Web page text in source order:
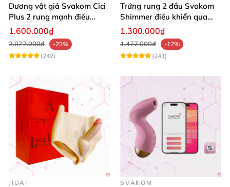
Dương vật giả Svakom Cici
Plus 2 rung mạnh điều
khiển App an toàn
1.600.000₫
2.077.000₫
-23%
(242)
Trứng rung 2 đầu Svakom
Shimmer điều khiển qua
App siêu kích thích
1.300.000₫
1.477.000₫
-12%
(241)
JIUAI SVAKOM